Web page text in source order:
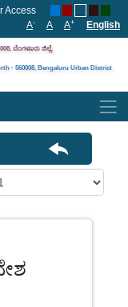
Access
A- A A+ English
ಬೆಂಗಳೂರುಜಿಲ್ಲೆ.
- 560008, Bengaluru Urban District